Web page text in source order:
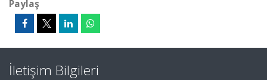
Paylaş
İletişim Bilgileri